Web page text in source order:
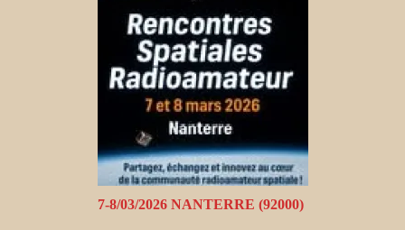
7-8/03/2026 NANTERRE (92000)